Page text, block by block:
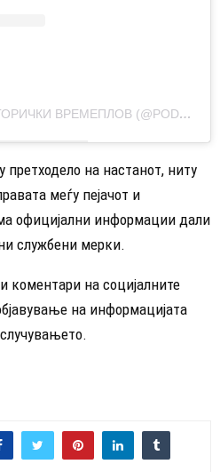
A POST SHARED BY ПОДГОРИЧКИ ВРЕМЕПЛОВ (@PODGORICKI_VREMEPLOV)
на настанот, ниту
меѓу пејачот и
официјални информации дали
службени мерки.
коментари на социјалните
на информацијата